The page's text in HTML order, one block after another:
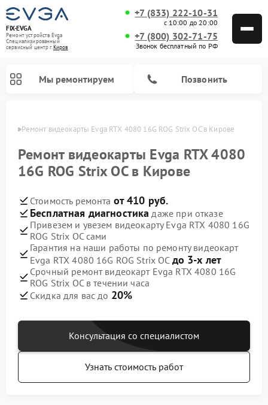
FIX-EVGA
Ремонт устройств Evga
Специализированный
cервисный центр г.Киров
+7 (833) 222-10-31
с 10:00 до 20:00
+7 (800) 302-71-75
Звонок бесплатный по РФ
Мы ремонтируем Позвонить
Ремонт видеокарты Evga RTX 4080 16G ROG Strix OC в Кирове
Ремонт видеокарты Evga RTX 4080
16G ROG Strix OC в Кирове
Стоимость ремонта от 410 руб.
Бесплатная диагностика даже при отказе
Привезем и увезем видеокарту Evga RTX 4080 16G
ROG Strix OC сами
Гарантия на наши работы по ремонту видеокарт
Evga RTX 4080 16G ROG Strix OC до 3-х лет
Срочный ремонт видеокарт Evga RTX 4080 16G
ROG Strix OC в течении часа
Скидка для вас до 20%
Консультация со специалистом
Узнать стоимость работ